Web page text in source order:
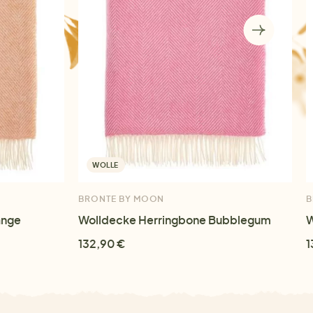
WOLLE
BRONTE BY MOON
Wolldecke Herringbone Bubblegum
132,90 €